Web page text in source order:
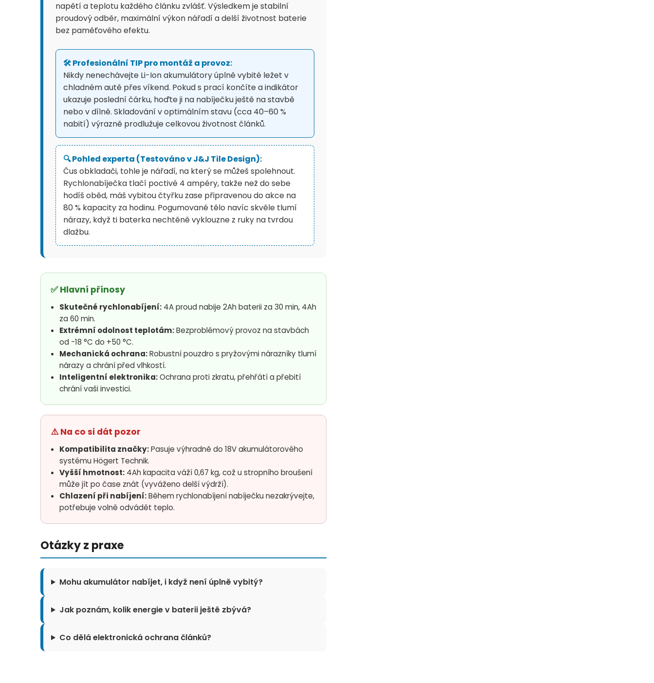
napětí a teplotu každého článku zvlášť. Výsledkem je stabilní
proudový odběr, maximální výkon nářadí a delší životnost baterie
bez paměťového efektu.
🛠️ Profesionální TIP pro montáž a provoz:
Nikdy nenechávejte Li-Ion akumulátory úplně vybité ležet v
chladném autě přes víkend. Pokud s prací končíte a indikátor
ukazuje poslední čárku, hoďte ji na nabíječku ještě na stavbě
nebo v dílně. Skladování v optimálním stavu (cca 40–60 %
nabití) výrazně prodlužuje celkovou životnost článků.
🔍 Pohled experta (Testováno v J&J Tile Design):
Čus obkladači, tohle je nářadí, na který se můžeš spolehnout.
Rychlonabíječka tlačí poctivé 4 ampéry, takže než do sebe
hodíš oběd, máš vybitou čtyřku zase připravenou do akce na
80 % kapacity za hodinu. Pogumované tělo navíc skvěle tlumí
nárazy, když ti baterka nechtěně vyklouzne z ruky na tvrdou
dlažbu.
✅ Hlavní přínosy
Skutečné rychlonabíjení: 4A proud nabije 2Ah baterii za 30 min, 4Ah
za 60 min.
Extrémní odolnost teplotám:Bezproblémový provoz na stavbách
od -18 °C do +50 °C.
Mechanická ochrana:Robustní pouzdro s pryžovými nárazníky tlumí
nárazy a chrání před vlhkostí.
Inteligentní elektronika:Ochrana proti zkratu, přehřátí a přebití
chrání vaši investici.
⚠️ Na co si dát pozor
Kompatibilita značky:Pasuje výhradně do 18V akumulátorového
systému Högert Technik.
Vyšší hmotnost: 4Ah kapacita váží 0,67 kg, což u stropního broušení
může jít po čase znát (vyváženo delší výdrží).
Chlazení při nabíjení:Během rychlonabíjení nabíječku nezakrývejte,
potřebuje volně odvádět teplo.
Otázky z praxe
Mohu akumulátor nabíjet, i když není úplně vybitý?
Jak poznám, kolik energie v baterii ještě zbývá?
Co dělá elektronická ochrana článků?